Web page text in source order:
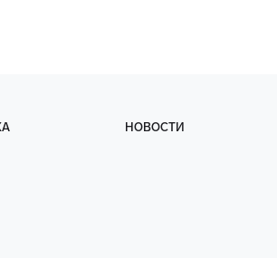
НОВОСТИ